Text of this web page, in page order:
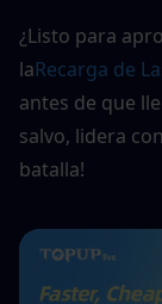
¿Listo para
laRecarga de
antes de que
salvo, lidera
batalla!